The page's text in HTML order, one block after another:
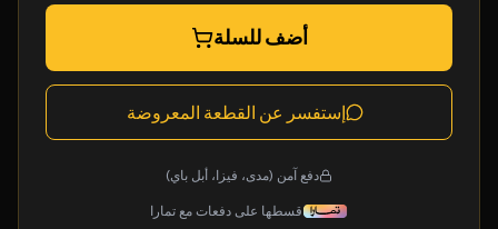
أضف للسلة
إستفسر عن القطعة المعروضة
دفع آمن (مدى، فيزا، أبل باي)
قسطها على دفعات مع تمارا